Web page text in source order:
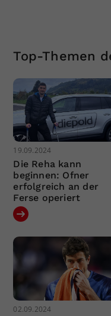
Top-Themen
19.09.2024
Die Reha kann
beginnen: Ofner
erfolgreich an der
Ferse operiert
02.09.2024